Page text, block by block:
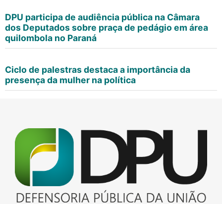
DPU participa de audiência pública na Câmara
dos Deputados sobre praça de pedágio em área
quilombola no Paraná
Ciclo de palestras destaca a importância da
presença da mulher na política